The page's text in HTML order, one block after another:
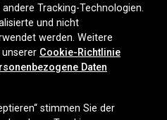
Tracking-Technologien.
und nicht
werden. Weitere
Cookie-Richtlinie
Daten
stimmen Sie der